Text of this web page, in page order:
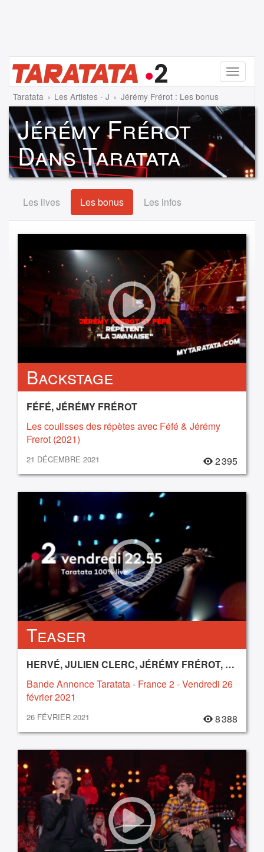
Menu
Taratata Les Artistes - J Jérémy Frérot : Les bonus
Jérémy Frérot
Dans Taratata
Les lives Les bonus Les infos
Backstage
FÉFÉ, JÉRÉMY FRÉROT
Les coulisses des répètes avec Féfé & Jérémy
Frerot (2021)
21 DÉCEMBRE 2021 2 395
Teaser
HERVÉ, JULIEN CLERC, JÉRÉMY FRÉROT, RAPHAEL, SILLY BOY BLUE, SIMON ABKARIAN, TRUST
Bande Annonce Taratata - France 2 - Vendredi 26
février 2021
26 FÉVRIER 2021 8 388